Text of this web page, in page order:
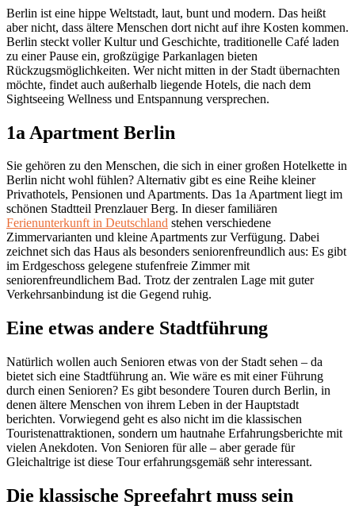
Berlin ist eine hippe Weltstadt, laut, bunt und modern. Das heißt
aber nicht, dass ältere Menschen dort nicht auf ihre Kosten kommen.
Berlin steckt voller Kultur und Geschichte, traditionelle Café laden
zu einer Pause ein, großzügige Parkanlagen bieten
Rückzugsmöglichkeiten. Wer nicht mitten in der Stadt übernachten
möchte, findet auch außerhalb liegende Hotels, die nach dem
Sightseeing Wellness und Entspannung versprechen.
1a Apartment Berlin
Sie gehören zu den Menschen, die sich in einer großen Hotelkette in
Berlin nicht wohl fühlen? Alternativ gibt es eine Reihe kleiner
Privathotels, Pensionen und Apartments. Das 1a Apartment liegt im
schönen Stadtteil Prenzlauer Berg. In dieser familiären
Ferienunterkunft in Deutschland stehen verschiedene
Zimmervarianten und kleine Apartments zur Verfügung. Dabei
zeichnet sich das Haus als besonders seniorenfreundlich aus: Es gibt
im Erdgeschoss gelegene stufenfreie Zimmer mit
seniorenfreundlichem Bad. Trotz der zentralen Lage mit guter
Verkehrsanbindung ist die Gegend ruhig.
Eine etwas andere Stadtführung
Natürlich wollen auch Senioren etwas von der Stadt sehen – da
bietet sich eine Stadtführung an. Wie wäre es mit einer Führung
durch einen Senioren? Es gibt besondere Touren durch Berlin, in
denen ältere Menschen von ihrem Leben in der Hauptstadt
berichten. Vorwiegend geht es also nicht im die klassischen
Touristenattraktionen, sondern um hautnahe Erfahrungsberichte mit
vielen Anekdoten. Von Senioren für alle – aber gerade für
Gleichaltrige ist diese Tour erfahrungsgemäß sehr interessant.
Die klassische Spreefahrt muss sein